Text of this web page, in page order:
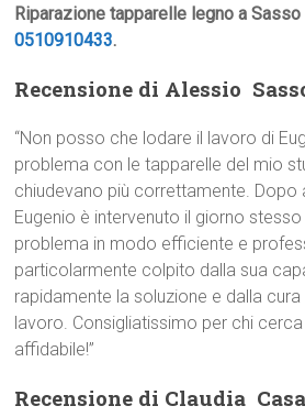
Riparazione tapparelle legno a Sasso
0510910433.
Recensione di Alessio 
“Non posso che lodare il lavoro di
problema con le tapparelle del mio
chiudevano più correttamente.
Eugenio è intervenuto il giorno stesso
problema in modo efficiente e
particolarmente colpito dalla sua
rapidamente la soluzione e dalla
lavoro. Consigliatissimo per chi
affidabile!”
Recensione di Claudia 